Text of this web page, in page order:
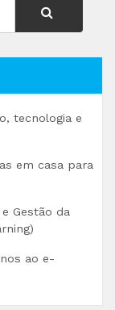
tecnologia e
em casa para
Gestão da
ao e-